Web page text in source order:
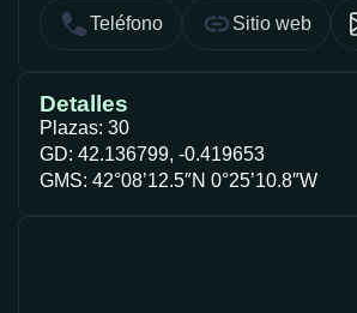
Teléfono Sitio web
Detalles
Plazas: 30
GD: 42.136799, -0.419653
GMS: 42°08’12.5″N 0°25’10.8″W